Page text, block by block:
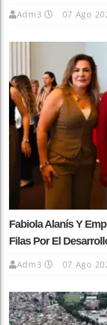
Adm3 07 Ago
Fabiola Alanís Y
Filas Por El
Adm3 07 Ago